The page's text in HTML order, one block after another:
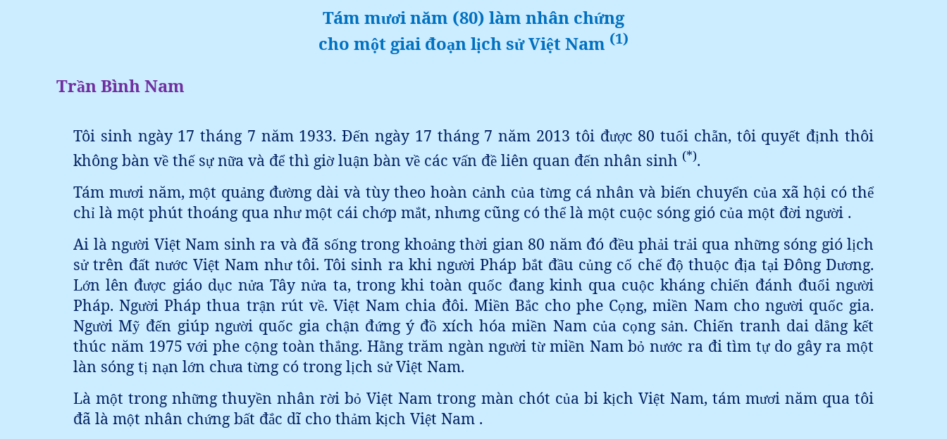
Tám mươi năm (80) làm nhân chứng
cho một giai đoạn lịch sửViệt Nam (1)
Trần Bình Nam
Tôi sinh ngày 17 tháng 7 năm 1933. Đến ngày 17 tháng 7 năm 2013 tôi được 80 tuổi chẵn, tôi quyết định thôi
không bàn về thếsựnữa và để thì giờluận bàn về các vấn đề liên quan đến nhân sinh (*).
Tám mươi năm, một quảng đường dài và tùy theo hoàn cảnh của từng cá nhân và biến chuyển của xã hội có thể
chỉ là một phút thoáng qua nhưmột cái chớp mắt, nhưng cũng có thể là một cuộc sóng gió của một đời người .
Ai là người Việt Nam sinh ra và đã sống trong khoảng thời gian 80 năm đó đều phải trải qua những sóng gió lịch
sửtrên đất nước Việt Nam nhưtôi. Tôi sinh ra khi người Pháp bắt đầu củng cố chếđộ thuộc địa tại Đông Dương.
Lớn lên được giáo dục nửa Tây nửa ta, trong khi toàn quốc đang kinh qua cuộc kháng chiến đánh đuổi người
Pháp. Người Pháp thua trận rút về. Việt Nam chia đôi. Miền Bắc cho phe Cọng, miền Nam cho người quốc gia.
Người Mỹ đến giúp người quốc gia chận đứng ý đồ xích hóa miền Nam của cọng sản. Chiến tranh dai dẳng kết
thúc năm 1975 với phe cộng toàn thắng. Hằng trăm ngàn người từmiền Nam bỏ nước ra đi tìm tựdo gây ra một
làn sóng tị nạn lớn chưa từng có trong lịch sửViệt Nam.
Là một trong những thuyền nhân rời bỏ Việt Nam trong màn chót của bi kịch Việt Nam, tám mươi năm qua tôi
đã là một nhân chứng bất đắc dĩ cho thảm kịch Việt Nam .